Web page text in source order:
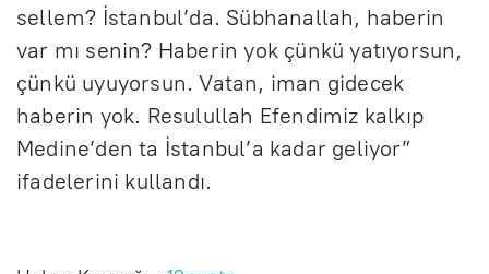
sellem? İstanbul’da. Sübhanallah, haberin
var mı senin? Haberin yok çünkü yatıyorsun,
çünkü uyuyorsun. Vatan, iman gidecek
haberin yok. Resulullah Efendimiz kalkıp
Medine’den ta İstanbul’a kadar geliyor”
ifadelerini kullandı.